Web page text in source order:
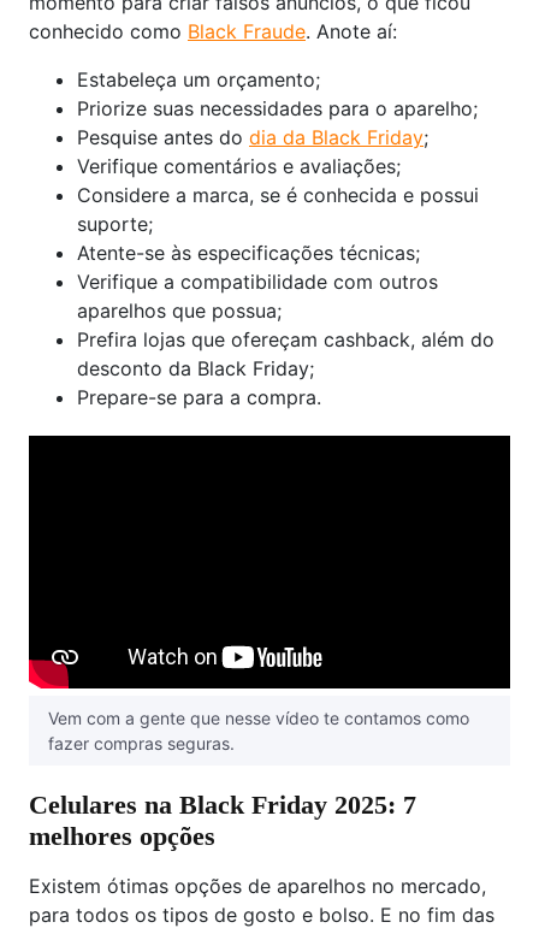
conhecido como Black Fraude. Anote aí:
Estabeleça um orçamento;
Priorize suas necessidades para o aparelho;
Pesquise antes do dia da Black Friday;
Verifique comentários e avaliações;
Considere a marca, se é conhecida e possui
suporte;
Atente-se às especificações técnicas;
Verifique a compatibilidade com outros
aparelhos que possua;
Prefira lojas que ofereçam cashback, além do
desconto da Black Friday;
Prepare-se para a compra.
Vem com a gente que nesse vídeo te contamos como
fazer compras seguras.
Celulares na Black Friday 2025: 7
melhores opções
Existem ótimas opções de aparelhos no mercado,
para todos os tipos de gosto e bolso. E no fim das